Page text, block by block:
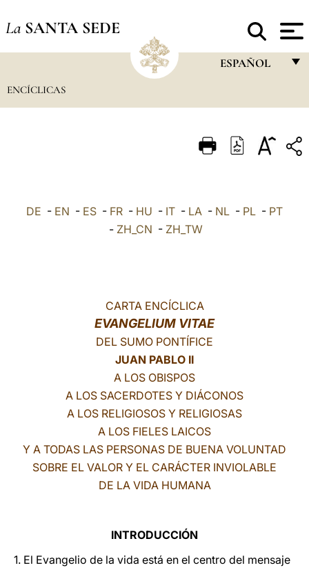
La SANTA SEDE
ESPAÑOL
ITALIANO
ENCÍCLICAS
DE - EN - ES - FR - HU - IT - LA - NL - PL - PT
- ZH_CN - ZH_TW
CARTA ENCÍCLICA
EVANGELIUM VITAE
DEL SUMO PONTÍFICE
JUAN PABLO II
A LOS OBISPOS
A LOS SACERDOTES Y DIÁCONOS
A LOS RELIGIOSOS Y RELIGIOSAS
A LOS FIELES LAICOS
Y A TODAS LAS PERSONAS DE BUENA VOLUNTAD
SOBRE EL VALOR Y EL CARÁCTER INVIOLABLE
DE LA VIDA HUMANA
INTRODUCCIÓN
1. El Evangelio de la vida está en el centro del mensaje